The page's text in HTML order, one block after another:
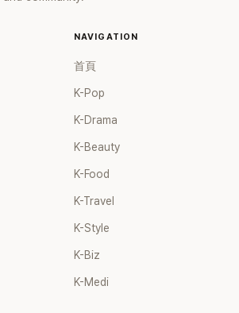
NAVIGATION
首頁
K-Pop
K-Drama
K-Beauty
K-Food
K-Travel
K-Style
K-Biz
K-Medi